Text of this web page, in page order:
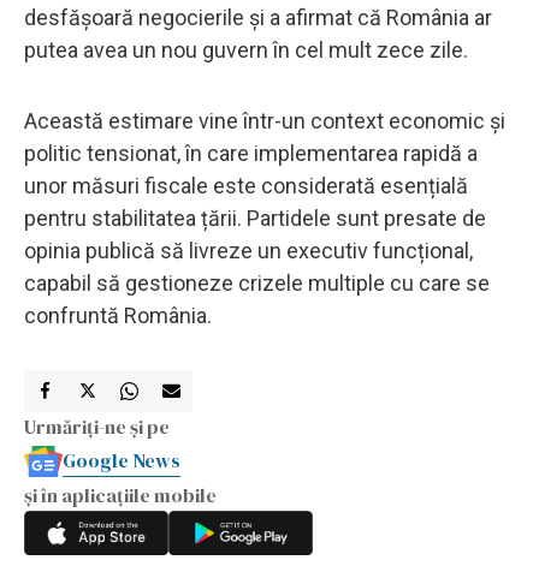
desfășoară negocierile și a afirmat că România ar
putea avea un nou guvern în cel mult zece zile.
Această estimare vine într-un context economic și
politic tensionat, în care implementarea rapidă a
unor măsuri fiscale este considerată esențială
pentru stabilitatea țării. Partidele sunt presate de
opinia publică să livreze un executiv funcțional,
capabil să gestioneze crizele multiple cu care se
confruntă România.
Urmăriți-ne și pe
Google News
și în aplicațiile mobile